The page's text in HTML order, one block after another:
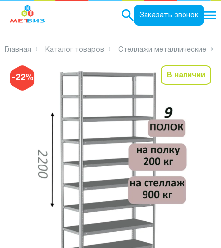
Заказать звонок
Главная Каталог товаров Стеллажи металлические
-22% В наличии